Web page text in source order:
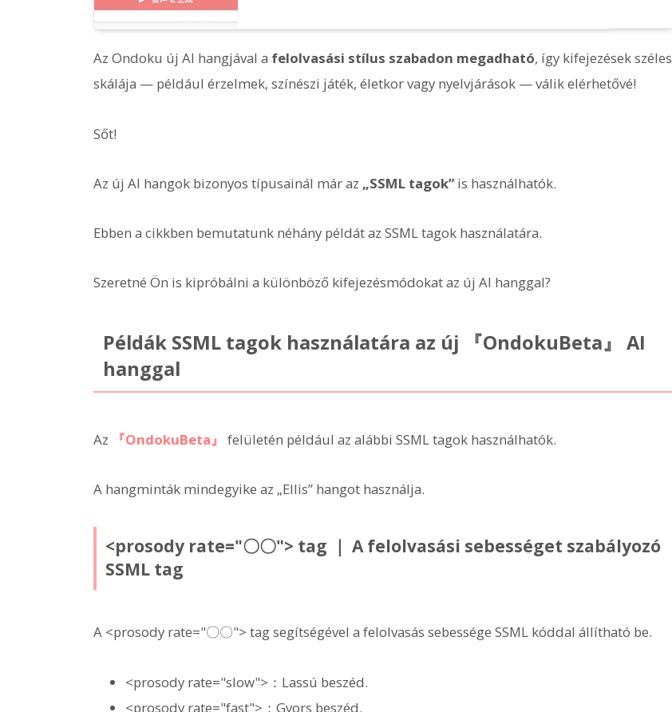
Az Ondoku új AI hangjával a felolvasási stílus szabadon megadható, így kifejezések széles
skálája — például érzelmek, színészi játék, életkor vagy nyelvjárások — válik elérhetővé!
Sőt!
Az új AI hangok bizonyos típusainál már az „SSML tagok”is használhatók.
Ebben a cikkben bemutatunk néhány példát az SSML tagok használatára.
Szeretné Ön is kipróbálni a különböző kifejezésmódokat az új AI hanggal?
Példák SSML tagok használatára az új 『OndokuBeta』 AI
hanggal
Az 『OndokuBeta』 felületén például az alábbi SSML tagok használhatók.
A hangminták mindegyike az „Ellis” hangot használja.
<prosody rate="〇〇"> tag ｜ A felolvasási sebességet szabályozó
SSML tag
A <prosody rate="〇〇"> tag segítségével a felolvasás sebessége SSML kóddal állítható be.
<prosody rate="slow">：Lassú beszéd.
<prosody rate="fast">：Gyors beszéd.